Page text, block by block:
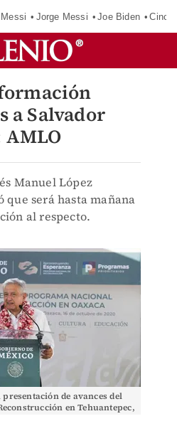
Jorge Messi Joe Biden
a Salvador
AMLO
Manuel López
será hasta mañana
al respecto.
de avances del
en Tehuantepec,